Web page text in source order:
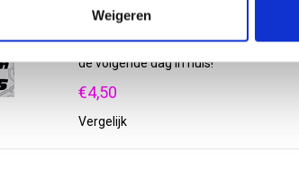
Weigeren
A1 + bouwtekening (118,9 x
A1 + bouwtekening in kleur geprint op
de volgende dag in huis!
€4,50
Vergelijk